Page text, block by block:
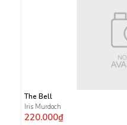
The Bell
Iris Murdoch
220.000₫